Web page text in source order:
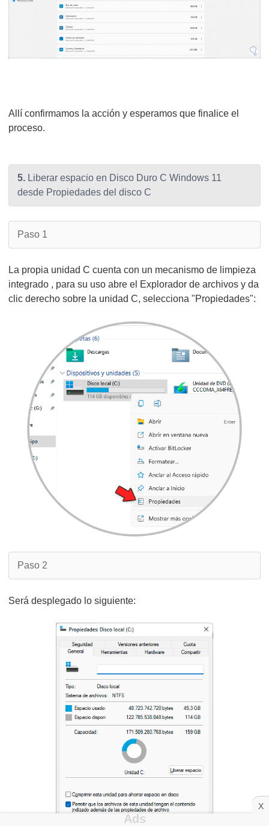
Allí confirmamos la acción y esperamos que finalice el
proceso.
5. Liberar espacio en Disco Duro C Windows 11
desde Propiedades del disco C
Paso 1
La propia unidad C cuenta con un mecanismo de limpieza
integrado , para su uso abre el Explorador de archivos y da
clic derecho sobre la unidad C, selecciona "Propiedades":
Paso 2
Será desplegado lo siguiente:
X